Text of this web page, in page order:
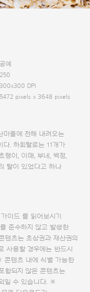
공예
250
300x300 DPI
5472 pixels x 3648 pixels
마을에 전해 내려오는
다. 하회탈로는 11개가
랭이, 이매, 부네, 백정,
탈이 있었다고 하나
이드 를 읽어보시기
를 준수하지 않고 발생한
텐츠는 초상권과 재산권의
사용할 경우에는 반드시
콘텐츠 내에 식별 가능한
함되지 않은 콘텐츠는
일 수 있습니다. ※